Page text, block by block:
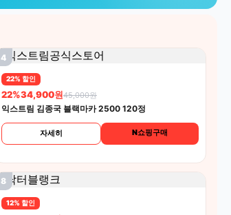
4
22% 할인
22%34,900원45,000원
익스트림 김종국 블랙마카 2500 120정
자세히 N쇼핑구매
8
12% 할인